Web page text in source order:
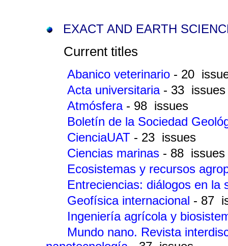
EXACT AND EARTH
Current titles
Abanico veterinario - 20
Acta universitaria - 33 issues
Atmósfera - 98 issues
Boletín de la Sociedad
CienciaUAT - 23 issues
Ciencias marinas - 88 issues
Ecosistemas y recursos
Entreciencias: diálogos en
Geofísica internacional - 87
Ingeniería agrícola y
Mundo nano. Revista